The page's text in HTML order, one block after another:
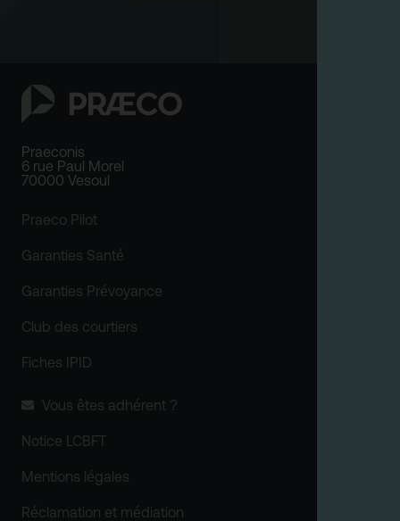
Praeconis
6 rue Paul Morel
70000 Vesoul
Praeco Pilot
Garanties Santé
Garanties Prévoyance
Club des courtiers
Fiches IPID
Vous êtes adhérent ?
Notice LCBFT
Mentions légales
Réclamation et médiation